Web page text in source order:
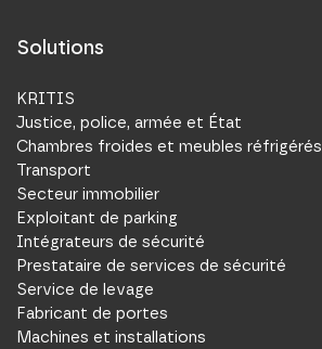
Solutions
KRITIS
Justice, police, armée et État
Chambres froides et meubles réfrigérés
Transport
Secteur immobilier
Exploitant de parking
Intégrateurs de sécurité
Prestataire de services de sécurité
Service de levage
Fabricant de portes
Machines et installations